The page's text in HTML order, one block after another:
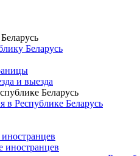
Беларусь
и выезда
Беларусь
в Республике Беларусь
иностранцев